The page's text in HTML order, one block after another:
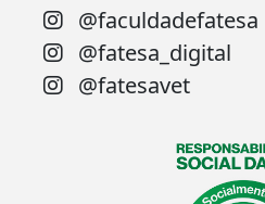
@faculdadefatesa
@fatesa_digital
@fatesavet